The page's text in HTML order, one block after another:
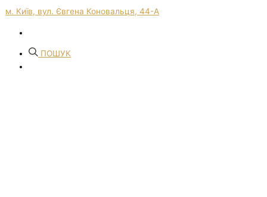
м. Київ, вул. Євгена Коновальця, 44-А
ПОШУК